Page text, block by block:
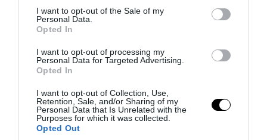
consent section.
I want to opt-out of the Sale of my
Personal Data.
Opted In
I want to opt-out of processing my
Personal Data for Targeted Advertising.
Opted In
I want to opt-out of Collection, Use,
Retention, Sale, and/or Sharing of my
Personal Data that Is Unrelated with the
Purposes for which it was collected.
Opted Out